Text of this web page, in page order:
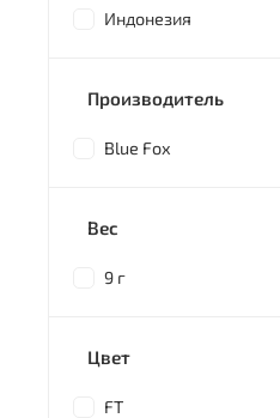
Индонезия
Производитель
Blue Fox
Вес
9 г
Цвет
FT